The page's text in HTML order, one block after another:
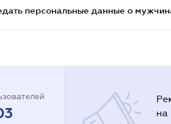
персональные данные о
на